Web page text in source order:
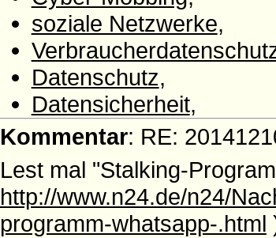
soziale Netzwerke,
Datenschutz,
Datensicherheit,
Kommentar: RE:
Lest mal "Stalking-
http://www.n24.de/n24/
programm-whatsapp-.html